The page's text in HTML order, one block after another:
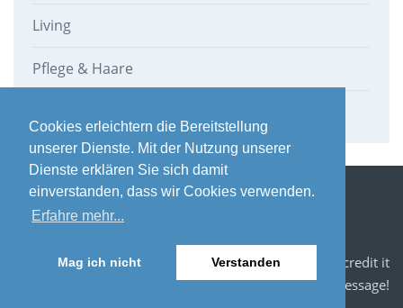
Cookies erleichtern die Bereitstellung
unserer Dienste. Mit der Nutzung unserer
Dienste erklären Sie sich damit
einverstanden, dass wir Cookies verwenden.
Erfahre mehr...
Mag ich nicht Verstanden
Living
Pflege & Haare
Impressum / Datenschutz
Blogroll
Photo Credits: If you see your photo here, i'd love to credit it
and feature your future works, drop me a message!